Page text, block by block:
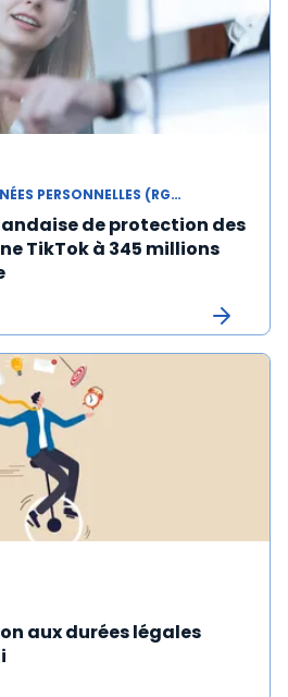
PROTECTION DES DONNÉES PERSONNELLES (RGPD)
de protection des
TikTok à 345 millions
aux durées légales